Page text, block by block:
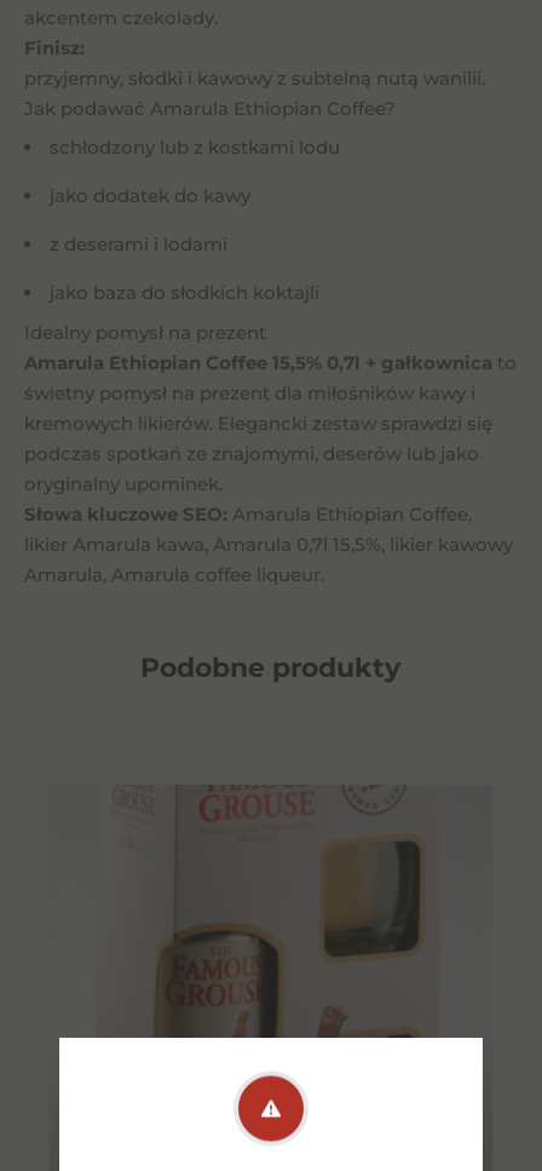
akcentem czekolady.
Finisz:
przyjemny, słodki i kawowy z subtelną nutą wanilii.
Jak podawać Amarula Ethiopian Coffee?
schłodzony lub z kostkami lodu
jako dodatek do kawy
z deserami i lodami
jako baza do słodkich koktajli
Idealny pomysł na prezent
Amarula Ethiopian Coffee 15,5% 0,7l + gałkownica to
świetny pomysł na prezent dla miłośników kawy i
kremowych likierów. Elegancki zestaw sprawdzi się
podczas spotkań ze znajomymi, deserów lub jako
oryginalny upominek.
Słowa kluczowe SEO: Amarula Ethiopian Coffee,
likier Amarula kawa, Amarula 0,7l 15,5%, likier kawowy
Amarula, Amarula coffee liqueur.
Podobne produkty